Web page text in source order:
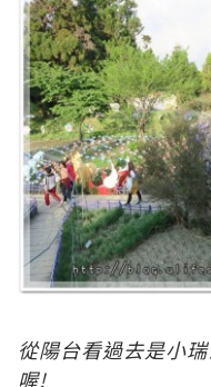
從陽台看過去是小
喔!